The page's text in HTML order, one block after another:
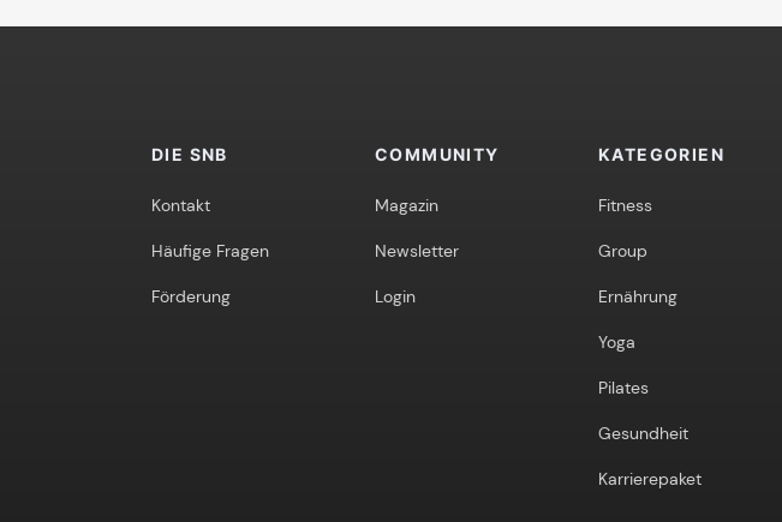
DIE SNB
Kontakt
Häufige Fragen
Förderung
COMMUNITY
Magazin
Newsletter
Login
KATEGORIEN
Fitness
Group
Ernährung
Yoga
Pilates
Gesundheit
Karrierepaket